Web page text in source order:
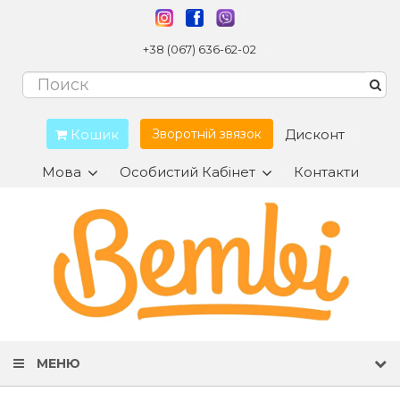
+38 (067) 636-62-02
Кошик Зворотній звязок Дисконт
Мова Особистий Кабінет Контакти
МЕНЮ